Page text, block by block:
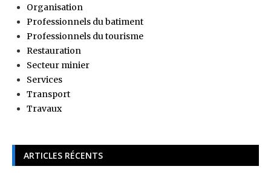
Organisation
Professionnels du batiment
Professionnels du tourisme
Restauration
Secteur minier
Services
Transport
Travaux
ARTICLES RÉCENTS